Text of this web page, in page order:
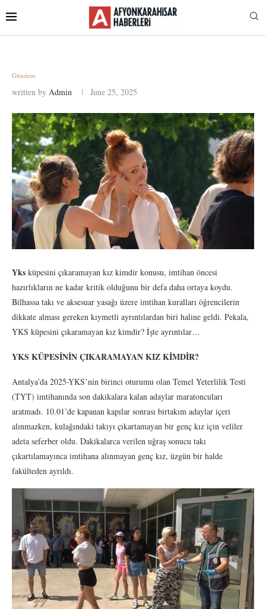
Gündem
written by Admin June 25, 2025
Yks küpesini çıkaramayan kız kimdir konusu, imtihan öncesi
hazırlıkların ne kadar kritik olduğunu bir defa daha ortaya koydu.
Bilhassa takı ve aksesuar yasağı üzere imtihan kuralları öğrencilerin
dikkate alması gereken kıymetli ayrıntılardan biri haline geldi. Pekala,
YKS küpesini çıkaramayan kız kimdir? İşte ayrıntılar…
YKS KÜPESİNİN ÇIKARAMAYAN KIZ KİMDİR?
Antalya’da 2025-YKS’nin birinci oturumu olan Temel Yeterlilik Testi
(TYT) imtihanında son dakikalara kalan adaylar maratoncuları
aratmadı. 10.01’de kapanan kapılar sonrası birtakım adaylar içeri
alınmazken, kulağındaki takıyı çıkartamayan bir genç kız için veliler
adeta seferber oldu. Dakikalarca verilen uğraş sonucu takı
çıkartılamayınca imtihana alınmayan genç kız, üzgün bir halde
fakülteden ayrıldı.